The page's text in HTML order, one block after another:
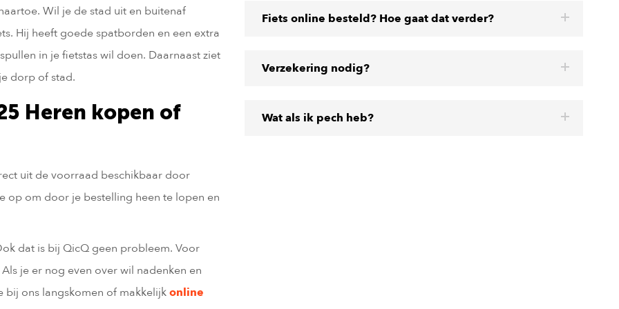
Wil je de stad uit en buitenaf
Hij heeft goede spatborden en een extra
in je fietstas wil doen. Daarnaast ziet
dorp of stad.
Heren kopen of
uit de voorraad beschikbaar door
op om door je bestelling heen te lopen en
dat is bij QicQ geen probleem. Voor
Als je er nog even over wil nadenken en
bij ons langskomen of makkelijkonline
Fiets online besteld? Hoe gaat dat verder?
Verzekering nodig?
Wat als ik pech heb?